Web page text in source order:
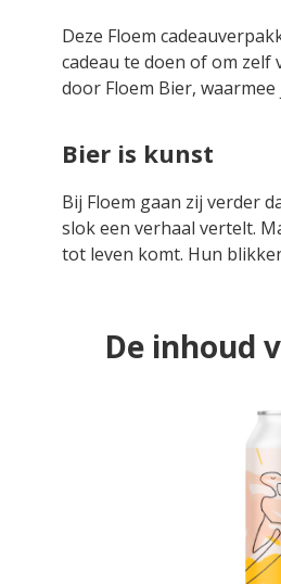
Deze Floem
cadeau te doen of om
door Floem Bier,
Bier is kunst
Bij Floem gaan zij verder
slok een verhaal vertelt.
tot leven komt. Hun
De inhoud